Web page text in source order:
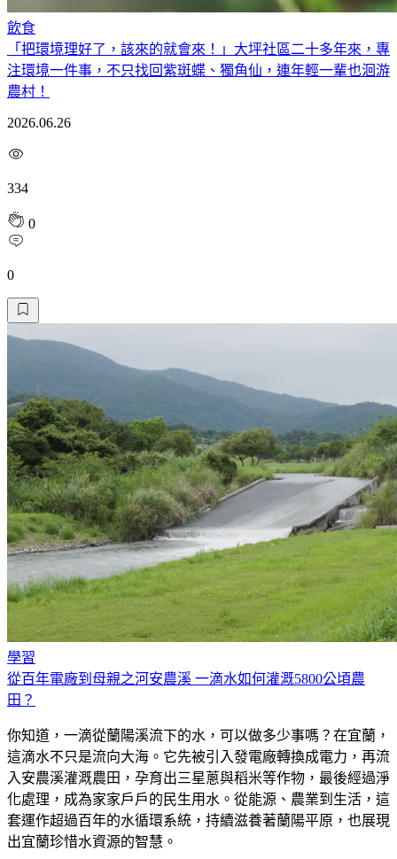
飲食
「把環境理好了，該來的就會來！」大坪社區二十多年來，專
注環境一件事，不只找回紫斑蝶、獨角仙，連年輕一輩也洄游
農村！
2026.06.26
334
0
0
學習
從百年電廠到母親之河安農溪 一滴水如何灌溉5800公頃農
田？
你知道，一滴從蘭陽溪流下的水，可以做多少事嗎？在宜蘭，
這滴水不只是流向大海。它先被引入發電廠轉換成電力，再流
入安農溪灌溉農田，孕育出三星蔥與稻米等作物，最後經過淨
化處理，成為家家戶戶的民生用水。從能源、農業到生活，這
套運作超過百年的水循環系統，持續滋養著蘭陽平原，也展現
出宜蘭珍惜水資源的智慧。